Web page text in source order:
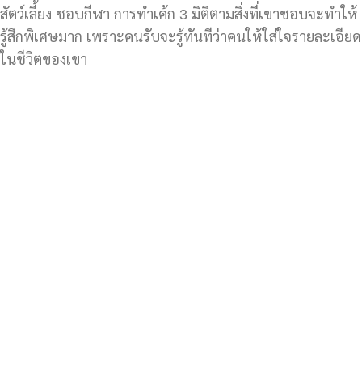
สัตว์เลี้ยง ชอบกีฬา การทำเค้ก 3 มิติตามสิ่งที่เขาชอบจะทำให้
รู้สึกพิเศษมาก เพราะคนรับจะรู้ทันทีว่าคนให้ใส่ใจรายละเอียด
ในชีวิตของเขา